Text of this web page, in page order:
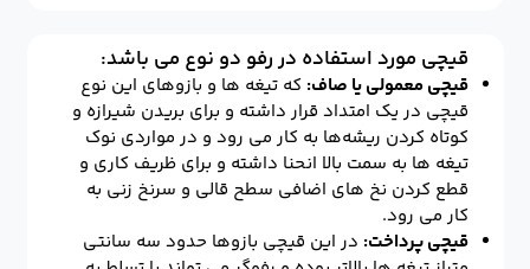
قیچی مورد استفاده در رفو دو نوع می باشد:
قیچی معمولی یا صاف: که تیغه ها و بازوهای این نوع
قیچی در یک امتداد قرار داشته و برای بریدن شیرازه و
کوتاه کردن ریشه‌ها به کار می رود و در مواردی نوک
تیغه ها به سمت بالا انحنا داشته و برای ظریف کاری و
قطع کردن نخ های اضافی سطح قالی و سرنخ زنی به
کار می رود.
قیچی پرداخت: در این قیچی بازوها حدود سه سانتی